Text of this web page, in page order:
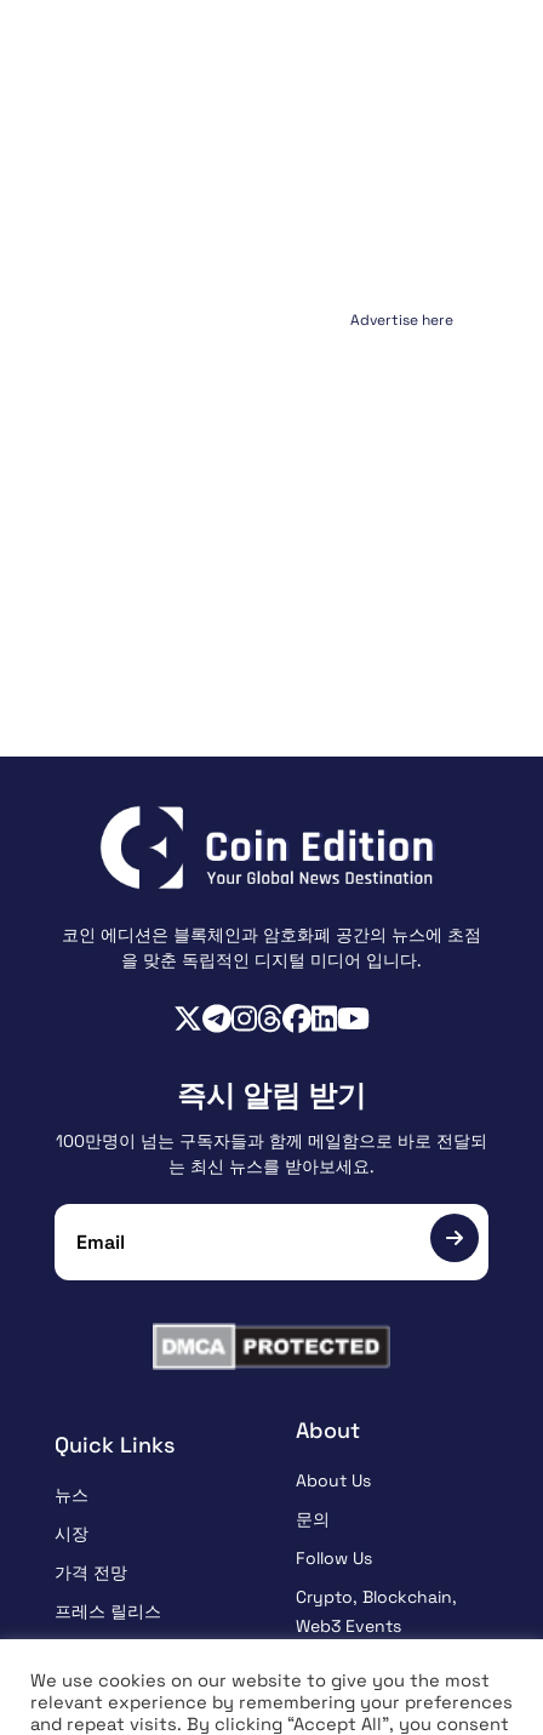
Advertise here
코인 에디션은 블록체인과 암호화폐 공간의 뉴스에 초점
을 맞춘 독립적인 디지털 미디어 입니다.
Quick Links
뉴스
시장
가격 전망
프레스 릴리스
학습
인터뷰
About
About Us
문의
Follow Us
Crypto, Blockchain,
Web3 Events
Terms And Condition
즉시 알림 받기
100만명이 넘는 구독자들과 함께 메일함으로 바로 전달되
는 최신 뉴스를 받아보세요.
We use cookies on our website to give you the most
relevant experience by remembering your preferences
and repeat visits. By clicking “Accept All”, you consent